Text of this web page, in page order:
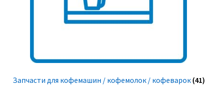
Запчасти для кофемашин / кофемолок / кофеварок (41)